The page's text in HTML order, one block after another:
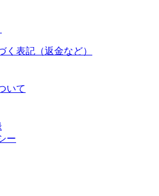
く表記（返金など）
いて
ー